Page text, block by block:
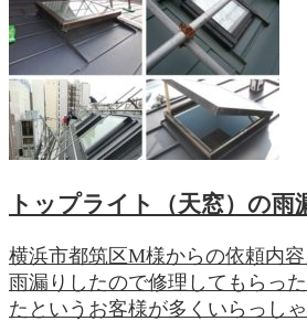
トップライト（天窓）の雨
横浜市都筑区M様からの依頼内
雨漏りしたので修理してもらっ
たというお客様が多くいらっし